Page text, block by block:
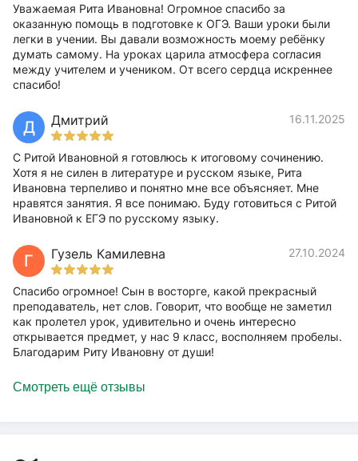
Уважаемая Рита Ивановна! Огромное спасибо за
оказанную помощь в подготовке к ОГЭ. Ваши уроки были
легки в учении. Вы давали возможность моему ребёнку
думать самому. На уроках царила атмосфера согласия
между учителем и учеником. От всего сердца искреннее
спасибо!
Д Дмитрий 16.11.2025
С Ритой Ивановной я готовлюсь к итоговому сочинению.
Хотя я не силен в литературе и русском языке, Рита
Ивановна терпеливо и понятно мне все объясняет. Мне
нравятся занятия. Я все понимаю. Буду готовиться с Ритой
Ивановной к ЕГЭ по русскому языку.
Г Гузель Камилевна 27.10.2024
Спасибо огромное! Сын в восторге, какой прекрасный
преподаватель, нет слов. Говорит, что вообще не заметил
как пролетел урок, удивительно и очень интересно
открывается предмет, у нас 9 класс, восполняем пробелы.
Благодарим Риту Ивановну от души!
Смотреть ещё отзывы